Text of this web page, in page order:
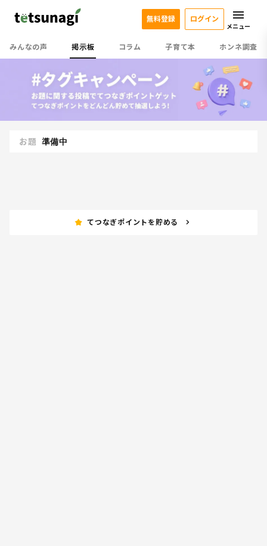
みんなの声 掲示板 コラム 子育て本 ホンネ調査
無料登録 ログイン
メニュー
お題 準備中
てつなぎポイントを貯める